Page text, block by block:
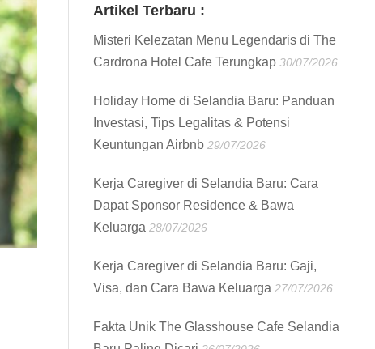
Artikel Terbaru :
Misteri Kelezatan Menu Legendaris di The
Cardrona Hotel Cafe Terungkap 30/07/2026
Holiday Home di Selandia Baru: Panduan
Investasi, Tips Legalitas & Potensi
Keuntungan Airbnb 29/07/2026
Kerja Caregiver di Selandia Baru: Cara
Dapat Sponsor Residence & Bawa
Keluarga 28/07/2026
Kerja Caregiver di Selandia Baru: Gaji,
Visa, dan Cara Bawa Keluarga 27/07/2026
Fakta Unik The Glasshouse Cafe Selandia